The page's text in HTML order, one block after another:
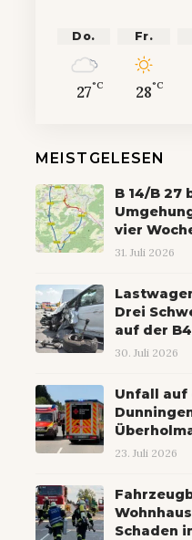
Do.
27°C
Fr.
28°C
MEISTGELESEN
B 14/B 27
vier
31. Juli 2026
Drei
auf der
30. Juli 2026
Unfall auf
23. Juli 2026
Schaden